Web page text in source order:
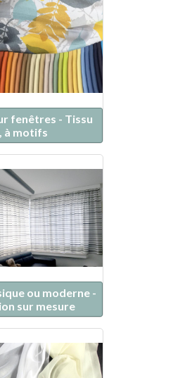
fenêtres - Tissu
à motifs
ou moderne -
sur mesure